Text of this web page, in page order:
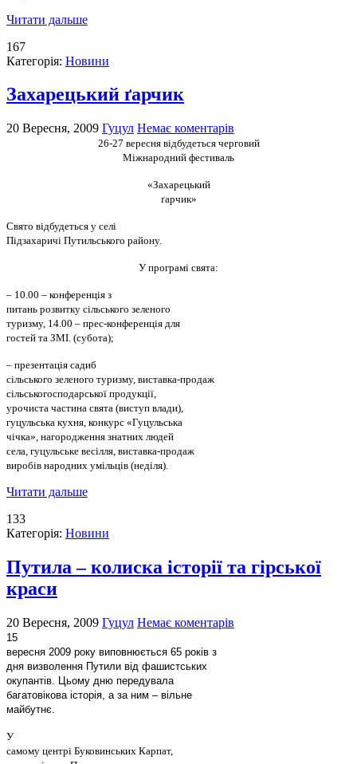
Читати дальше
167
Категорія: Новини
Захарецький ґарчик
20 Вересня, 2009 Гуцул Немає коментарів
26-27 вересня відбудеться черговий
Міжнародний фестиваль
«Захарецький
ґарчик»
Свято відбудеться у селі
Підзахаричі Путильського району.
У програмі свята:
– 10.00 – конференція з
питань розвитку сільського зеленого
туризму, 14.00 – прес-конференція для
гостей та ЗМІ. (субота);
– презентація садиб
сільського зеленого туризму, виставка-продаж
сільськогосподарської продукції,
урочиста частина свята (виступ влади),
гуцульська кухня, конкурс «Гуцульська
чічка», нагородження знатних людей
села, гуцульське весілля, виставка-продаж
виробів народних умільців (неділя).
Читати дальше
133
Категорія: Новини
Путила – колиска історії та гірської
краси
20 Вересня, 2009 Гуцул Немає коментарів
15
вересня 2009 року виповнюється 65 років з
дня визволення Путили від фашистських
окупантів. Цьому дню передувала
багатовікова історія, а за ним – вільне
майбутнє.
У
самому центрі Буковинських Карпат,